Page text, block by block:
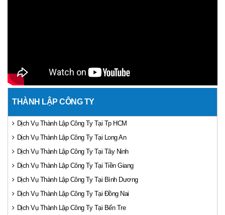
THÀNH LẬP CÔNG TY
Dịch Vụ Thành Lập Công Ty Tại Tp HCM
Dịch Vụ Thành Lập Công Ty Tại Long An
Dịch Vụ Thành Lập Công Ty Tại Tây Ninh
Dịch Vụ Thành Lập Công Ty Tại Tiền Giang
Dịch Vụ Thành Lập Công Ty Tại Bình Dương
Dịch Vụ Thành Lập Công Ty Tại Đồng Nai
Dịch Vụ Thành Lập Công Ty Tại Bến Tre